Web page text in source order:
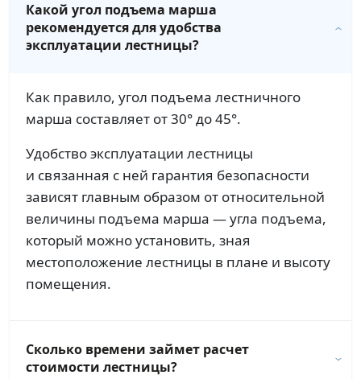
Какой угол подъема марша
рекомендуется для удобства
эксплуатации лестницы?
Как правило, угол подъема лестничного
марша составляет от 30° до 45°.
Удобство эксплуатации лестницы
и связанная с ней гарантия безопасности
зависят главным образом от относительной
величины подъема марша — угла подъема,
который можно установить, зная
местоположение лестницы в плане и высоту
помещения.
Сколько времени займет расчет
стоимости лестницы?